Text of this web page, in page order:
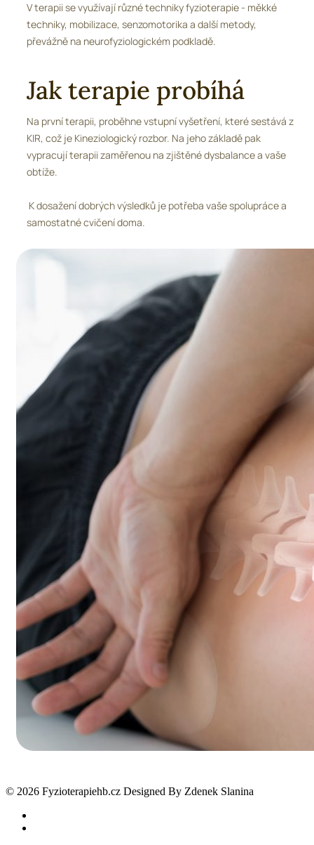
V terapii se využívají různé techniky fyzioterapie - měkké
techniky, mobilizace, senzomotorika a další metody,
převážně na neurofyziologickém podkladě.
Jak terapie probíhá
Na první terapii, proběhne vstupní vyšetření, které sestává z
KIR, což je Kineziologický rozbor. Na jeho základě pak
vypracují terapii zaměřenou na zjištěné dysbalance a vaše
obtíže.
K dosažení dobrých výsledků je potřeba vaše spolupráce a
samostatné cvičení doma.
© 2026 Fyzioterapiehb.cz Designed By Zdenek Slanina